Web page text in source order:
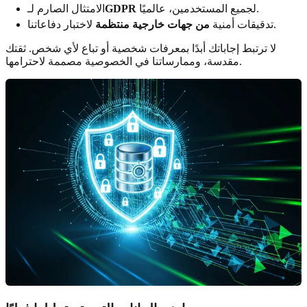
الامتثال الصارم لـ GDPR
لجميع المستخدمين، عالميًا.
تدقيقات أمنية من جهات خارجية منتظمة لاختبار دفاعاتنا.
لا ترتبط إجاباتك أبدًا بمعرفات شخصية أو تباع لأي شخص. ثقتك
مقدسة، وممارساتنا في الخصوصية مصممة لاحترامها.